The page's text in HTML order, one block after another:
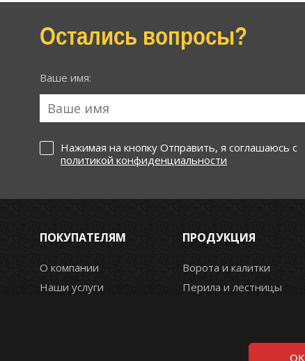
Остались вопросы?
Ваше имя:
Нажимая на кнопку Отправить, я соглашаюсь с
политикой конфиденциальности
ПОКУПАТЕЛЯМ
О компании
Наши услуги
ПРОДУКЦИЯ
Ворота и калитки
Перила и лестницы
Кованая мебель
OK